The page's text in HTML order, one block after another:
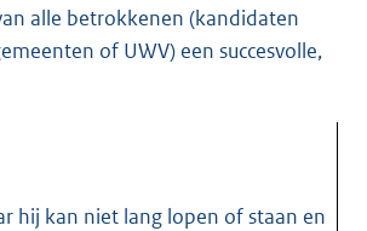
alle betrokkenen (kandidaten
of UWV) een succesvolle,
hij kan niet lang lopen of staan en